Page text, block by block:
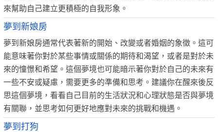
來幫助自己建立更積極的自我形象。
夢到新娘房
夢到新娘房通常代表著新的開始、改變或者婚姻的象徵。這可
能意味著你對於某些事情或關係的期待和渴望，或者是對於未
來的憧憬和希望。這個夢境也可能暗示著你對於自己的未來有
一些不安或疑慮，需要更多的準備和思考。建議你在醒來後反
思這個夢境，看看自己目前的生活狀況和心理狀態是否與夢境
有關聯，並思考如何更好地應對未來的挑戰和機遇。
夢到打狗